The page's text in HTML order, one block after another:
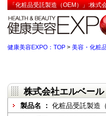
「化粧品受託製造（OEM）」:株式
健康美容EXPO：TOP > 美容・化粧
株式会社エルベー
製品名 ： 化粧品受託製造